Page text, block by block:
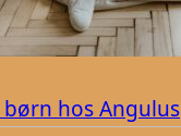
hos Angulus